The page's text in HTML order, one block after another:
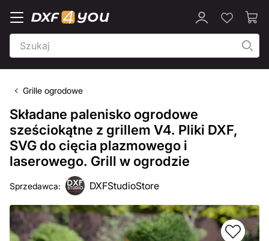
Grille ogrodowe
Składane palenisko ogrodowe
sześciokątne z grillem V4. Pliki DXF,
SVG do cięcia plazmowego i
laserowego. Grill w ogrodzie
Sprzedawca: DXFStudioStore